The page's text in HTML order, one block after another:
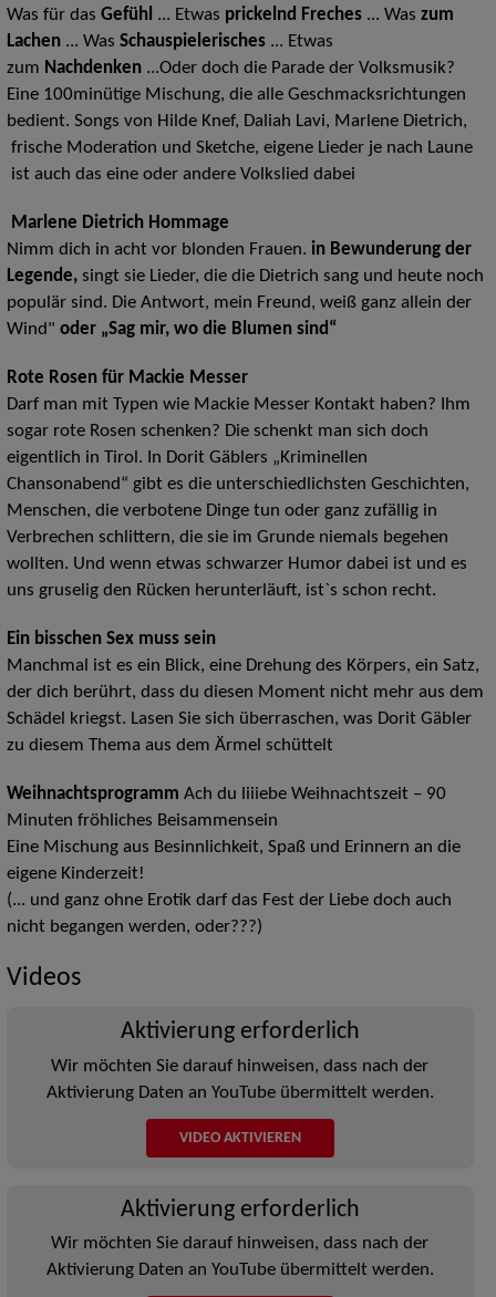
Was für das Gefühl ... Etwas prickelnd Freches... Was zum
Lachen... Was Schauspielerisches... Etwas
zum Nachdenken...Oder doch die Parade der Volksmusik?
Eine 100minütige Mischung, die alle Geschmacksrichtungen
bedient. Songs von Hilde Knef, Daliah Lavi, Marlene Dietrich,
frische Moderation und Sketche, eigene Lieder je nach Laune
ist auch das eine oder andere Volkslied dabei
Marlene Dietrich Hommage
Nimm dich in acht vor blonden Frauen. in Bewunderung der
Legende,singt sie Lieder, die die Dietrich sang und heute noch
populär sind. Die Antwort, mein Freund, weiß ganz allein der
Wind" oder „Sag mir, wo die Blumen sind“
Rote Rosen für Mackie Messer
Darf man mit Typen wie Mackie Messer Kontakt haben? Ihm
sogar rote Rosen schenken? Die schenkt man sich doch
eigentlich in Tirol. In Dorit Gäblers „Kriminellen
Chansonabend“ gibt es die unterschiedlichsten Geschichten,
Menschen, die verbotene Dinge tun oder ganz zufällig in
Verbrechen schlittern, die sie im Grunde niemals begehen
wollten. Und wenn etwas schwarzer Humor dabei ist und es
uns gruselig den Rücken herunterläuft, ist`s schon recht.
Ein bisschen Sex muss sein
Manchmal ist es ein Blick, eine Drehung des Körpers, ein Satz,
der dich berührt, dass du diesen Moment nicht mehr aus dem
Schädel kriegst. Lasen Sie sich überraschen, was Dorit Gäbler
zu diesem Thema aus dem Ärmel schüttelt
Weihnachtsprogramm Ach du liiiebe Weihnachtszeit – 90
Minuten fröhliches Beisammensein
Eine Mischung aus Besinnlichkeit, Spaß und Erinnern an die
eigene Kinderzeit!
(... und ganz ohne Erotik darf das Fest der Liebe doch auch
nicht begangen werden, oder???)
Videos
Aktivierung erforderlich
Wir möchten Sie darauf hinweisen, dass nach der
Aktivierung Daten an YouTube übermittelt werden.
VIDEO AKTIVIEREN
Aktivierung erforderlich
Wir möchten Sie darauf hinweisen, dass nach der
Aktivierung Daten an YouTube übermittelt werden.